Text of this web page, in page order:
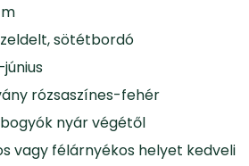
sötétbordó
rózsaszínes-fehér
nyár végétől
vagy félárnyékos helyet kedveli